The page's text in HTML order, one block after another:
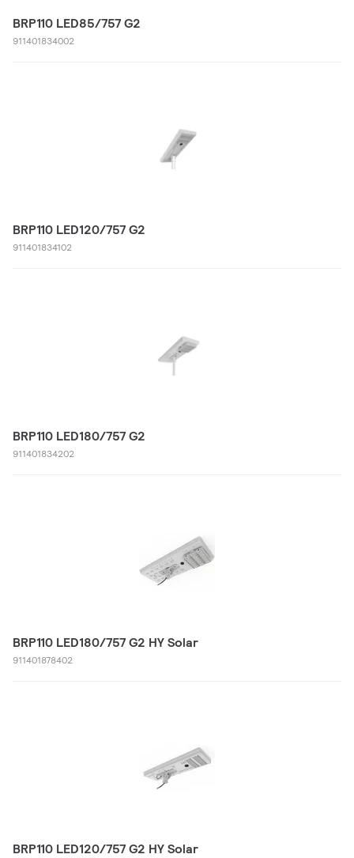
BRP110 LED85/757 G2
911401834002
BRP110 LED120/757 G2
911401834102
BRP110 LED180/757 G2
911401834202
BRP110 LED180/757 G2 HY Solar
911401878402
BRP110 LED120/757 G2 HY Solar